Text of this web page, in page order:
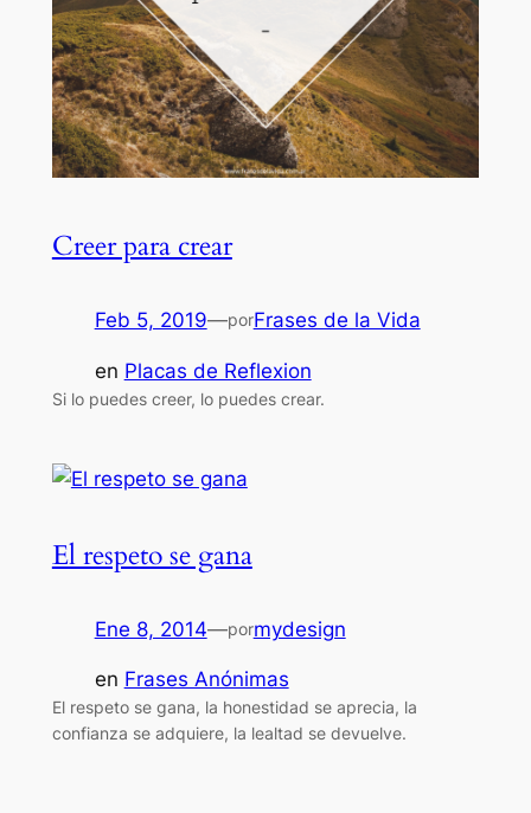
Creer para crear
Feb 5, 2019—porFrases de la Vida
en Placas de Reflexion
Si lo puedes creer, lo puedes crear.
El respeto se gana
Ene 8, 2014—pormydesign
en Frases Anónimas
El respeto se gana, la honestidad se aprecia, la
confianza se adquiere, la lealtad se devuelve.